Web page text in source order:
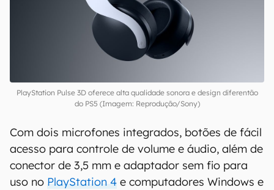
PlayStation Pulse 3D oferece alta qualidade sonora e design diferentão
do PS5 (Imagem: Reprodução/Sony)
Com dois microfones integrados, botões de fácil
acesso para controle de volume e áudio, além de
conector de 3,5 mm e adaptador sem fio para
uso no PlayStation 4 e computadores Windows e